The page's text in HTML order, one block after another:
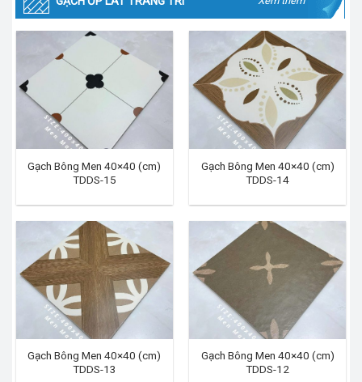
Gạch Bông Men 40×40 (cm)
TDDS-15
Gạch Bông Men 40×40 (cm)
TDDS-14
Gạch Bông Men 40×40 (cm)
TDDS-13
Gạch Bông Men 40×40 (cm)
TDDS-12